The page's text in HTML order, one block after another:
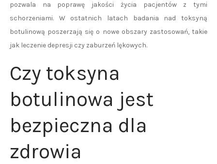
pozwala na poprawę jakości życia pacjentów z tymi
schorzeniami. W ostatnich latach badania nad toksyną
botulinową poszerzają się o nowe obszary zastosowań, takie
jak leczenie depresji czy zaburzeń lękowych.
Czy toksyna
botulinowa jest
bezpieczna dla
zdrowia